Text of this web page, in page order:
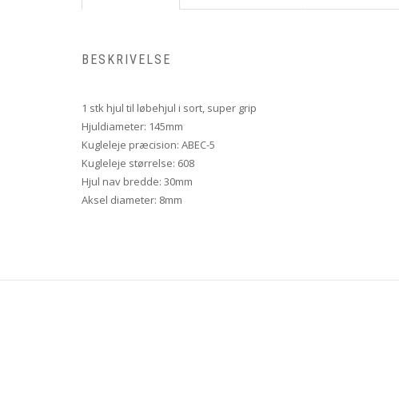
BESKRIVELSE
1 stk hjul til løbehjul i sort, super grip
Hjuldiameter: 145mm
Kugleleje præcision: ABEC-5
Kugleleje størrelse: 608
Hjul nav bredde: 30mm
Aksel diameter: 8mm